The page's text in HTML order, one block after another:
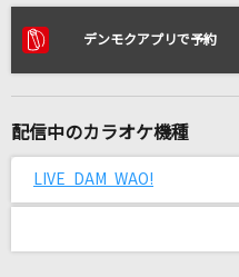
[生音]津軽海峡・冬景色
石川さゆり
[生音]揺れる想い
ZARD
Shining One
BE:FIRST
デンモクアプリで予約
配信中のカラオケ機種
LIVE DAM WAO!